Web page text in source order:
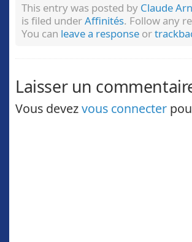
This entry was posted by Claude
is filed underAffinités. Follow any
You can leave a response or
Laisser un
Vous devezvous connecter